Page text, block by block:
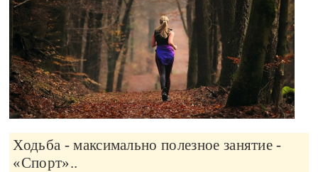
Ходьба - максимально полезное занятие -
«Спорт»..